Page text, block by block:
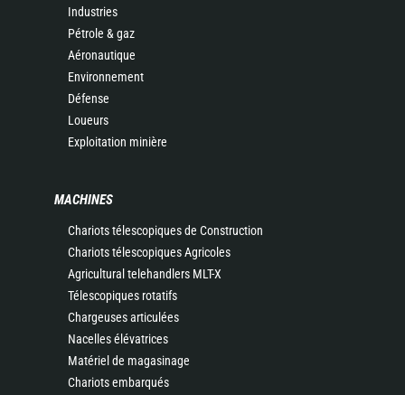
Industries
Pétrole & gaz
Aéronautique
Environnement
Défense
Loueurs
Exploitation minière
MACHINES
Chariots télescopiques de Construction
Chariots télescopiques Agricoles
Agricultural telehandlers MLT-X
Télescopiques rotatifs
Chargeuses articulées
Nacelles élévatrices
Matériel de magasinage
Chariots embarqués